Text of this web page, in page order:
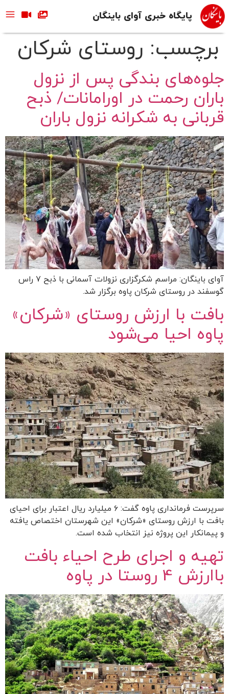
پایگاه خبری آوای باینگان
برچسب: روستای شرکان
جلوه‌های بندگی پس از نزول
باران رحمت در اورامانات/ ذبح
قربانی به شکرانه نزول باران
آوای باینگان: مراسم شکرگزاری نزولات آسمانی با ذبح ۷ راس
گوسفند در روستای شرکان پاوه برگزار شد.
بافت با ارزش روستای «شرکان»
پاوه احیا می‌شود
سرپرست فرمانداری پاوه گفت: ۶ میلیارد ریال اعتبار برای احیای
بافت با ارزش روستای «شرکان» این شهرستان اختصاص یافته
و پیمانکار این پروژه نیز انتخاب شده است.
تهیه و اجرای طرح احیاء بافت
باارزش 4 روستا در پاوه